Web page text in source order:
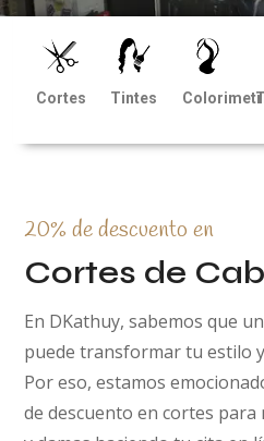
Cortes Tintes
20% de descuento en
Cortes de
En DKathuy, sabemos que
puede transformar tu estilo
Por eso, estamos
de descuento en cortes